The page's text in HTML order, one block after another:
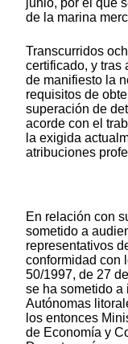
de la marina
Transcurridos
certificado, y tras
de manifiesto la
requisitos de
superación de
acorde con el
la exigida
atribuciones
En relación con
sometido a
representativos
conformidad con
50/1997, de 27
se ha sometido a
Autónomas
los entonces
de Economía y